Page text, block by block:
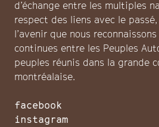
d’échange entre les multiples
respect des liens avec le
l’avenir que nous
continues entre les Peuples
peuples réunis dans la grande
montréalaise.
facebook
instagram